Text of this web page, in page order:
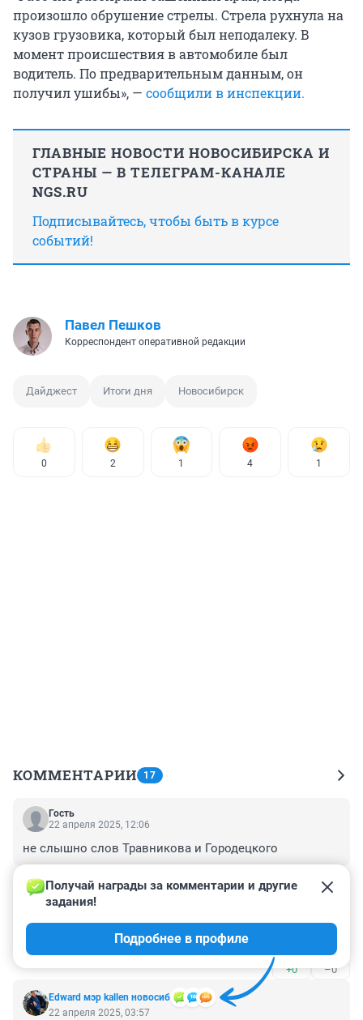
произошло обрушение стрелы. Стрела рухнула на
кузов грузовика, который был неподалеку. В
момент происшествия в автомобиле был
водитель. По предварительным данным, он
получил ушибы», — сообщили в инспекции.
ГЛАВНЫЕ НОВОСТИ НОВОСИБИРСКА И
СТРАНЫ — В ТЕЛЕГРАМ-КАНАЛЕ
NGS.RU
Подписывайтесь, чтобы быть в курсе
событий!
Павел Пешков
Корреспондент оперативной редакции
Дайджест Итоги дня Новосибирск
0 2 1 4 1
КОММЕНТАРИИ 17
Гость
22 апреля 2025, 12:06
не слышно слов Травникова и Городецкого
–0
Гость
рассыпается Величие :))
+0 –0
Edward мэр kallen новосиб
Получай награды за комментарии и другие
задания!
Подробнее в профиле
22 апреля 2025, 03:57